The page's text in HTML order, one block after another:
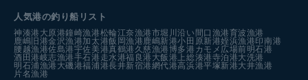
人気港の釣り船リスト
神湊港 大原港鐘崎漁港松輪江奈漁港市堀川沿い 間口漁港育波漁港
鹿嶋旧港金沢漁港加太港飯岡漁港鹿嶋新港小田原新港姪浜漁港印南港
腰越漁港佐島港宇佐美港真鶴港 久慈漁港博多港カモメ広場前明石港
酒田港岐志漁港手石港 走水港福良港 大飯港 上総湊港寺泊港大洗港
明石浦漁港 大磯港福浦港長井新宿港網代港高浜港平塚新港大井漁港
片名漁港